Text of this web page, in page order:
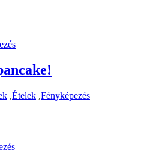
,Ételek ,Fényképezés